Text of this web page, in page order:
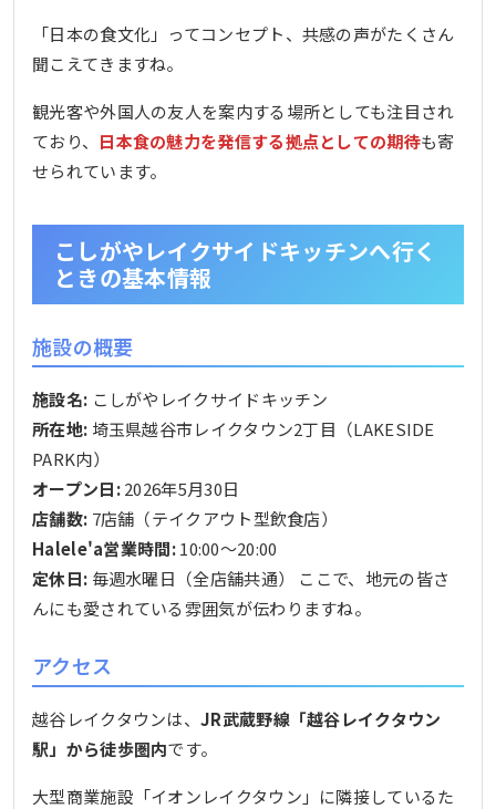
「日本の食文化」ってコンセプト、共感の声がたくさん
聞こえてきますね。
観光客や外国人の友人を案内する場所としても注目され
ており、 日本食の魅力を発信する拠点としての期待も寄
せられています。
こしがやレイクサイドキッチンへ行く
ときの基本情報
施設の概要
施設名: こしがやレイクサイドキッチン
所在地: 埼玉県越谷市レイクタウン2丁目（LAKESIDE
PARK内）
オープン日:2026年5月30日
店舗数: 7店舗（テイクアウト型飲食店）
Halele'a営業時間:10:00〜20:00
定休日: 毎週水曜日（全店舗共通） ここで、地元の皆さ
んにも愛されている雰囲気が伝わりますね。
アクセス
越谷レイクタウンは、 JR武蔵野線「越谷レイクタウン
駅」から徒歩圏内です。
大型商業施設「イオンレイクタウン」に隣接しているた